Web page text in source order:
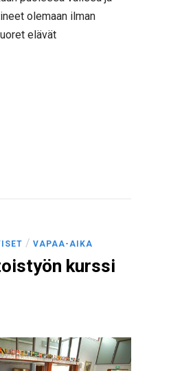
olemaan ilman
elävät
/ VAPAA-AIKA
kurssi